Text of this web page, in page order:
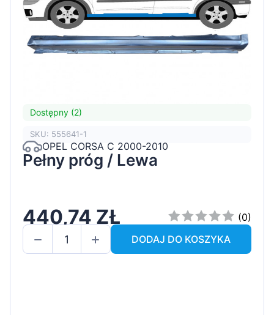
Dostępny (2)
SKU: 555641-1
OPEL CORSA C 2000-2010
Pełny próg / Lewa
440,74 ZŁ
(0)
DODAJ DO KOSZYKA